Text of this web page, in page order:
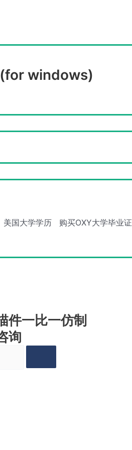
windows)
美国大学学历 购买OXY大学毕业证
件一比一仿制
询